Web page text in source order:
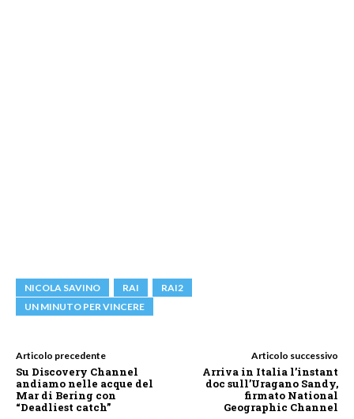
NICOLA SAVINO RAI
RAI2
UN MINUTO PER VINCERE
Articolo precedente
Su Discovery Channel
andiamo nelle acque del
Mar di Bering con
“Deadliest catch”
Articolo successivo
Arriva in Italia l’instant
doc sull’Uragano Sandy,
firmato National
Geographic Channel